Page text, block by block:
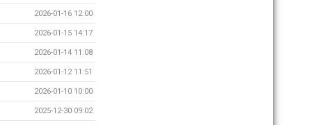
2026-01-16 12:00
2026-01-15 14:17
2026-01-14 11:08
2026-01-12 11:51
2026-01-10 10:00
2025-12-30 09:02